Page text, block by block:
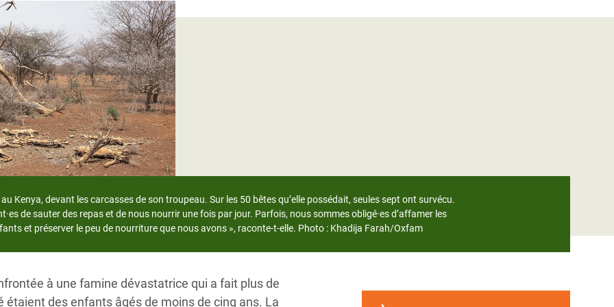
et
en Afrique de
Yémen
Réfugiés Rohingyas
Réfugié·es au
du Sud
Syrie
Kenya, devant les carcasses de son troupeau. Sur les 50 bêtes qu’elle possédait, seules sept ont survécu.
de sauter des repas et de nous nourrir une fois par jour. Parfois, nous sommes obligé·es d’affamer les
et préserver le peu de nourriture que nous avons », raconte-t-elle. Photo : Khadija Farah/Oxfam
à une famine dévastatrice qui a fait plus de
étaient des enfants âgés de moins de cinq ans. La